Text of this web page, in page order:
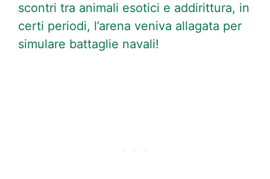
scontri tra animali esotici e addirittura, in
certi periodi, l’arena veniva allagata per
simulare battaglie navali!